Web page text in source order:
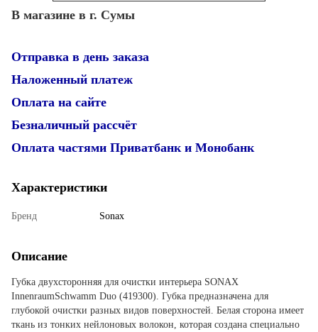
В магазине в г. Сумы
Отправка в день заказа
Наложенный платеж
Оплата на сайте
Безналичный рассчёт
Оплата частями Приватбанк и Монобанк
Характеристики
Бренд Sonax
Описание
Губка двухсторонняя для очистки интерьера SONAX
InnenraumSchwamm Duo (419300). Губка предназначена для
глубокой очистки разных видов поверхностей. Белая сторона имеет
ткань из тонких нейлоновых волокон, которая создана специально